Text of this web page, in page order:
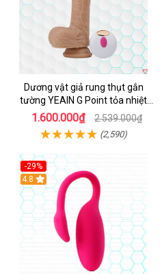
Dương vật giả rung thụt gắn
tường YEAIN G Point tỏa nhiệt
điều khiển từ xa
1.600.000₫ 2.539.000₫
(2,590)
-29%
Hot
4.8